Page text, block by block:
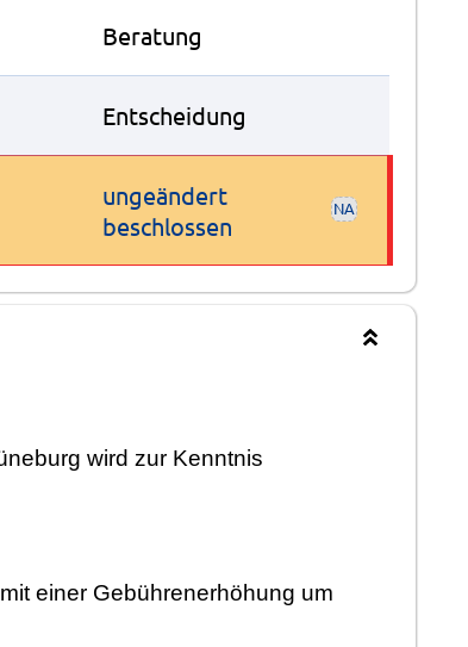
Beratung
Entscheidung
ungeändert
beschlossen
NA
wird zur Kenntnis
einer Gebührenerhöhung um